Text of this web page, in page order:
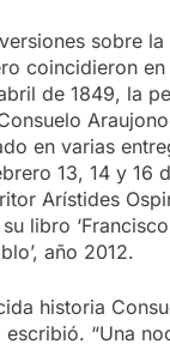
sobre
coincidieron
de 1849, la
en varias
13, 14 y 16
Arístides
libro
año 2012.
historia
“Una